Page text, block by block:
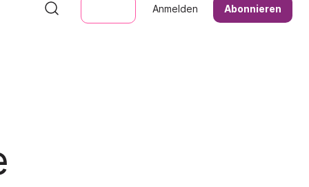
Anmelden Abonnieren
Anmelden Abonnieren